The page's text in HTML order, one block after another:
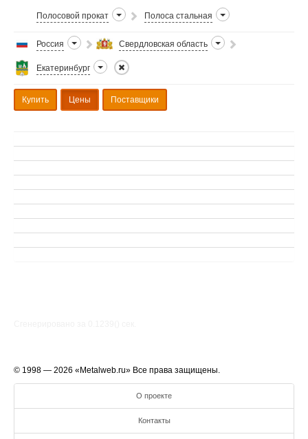
Полосовой прокат Полоса стальная
Россия Свердловская область
Екатеринбург
Купить Цены Поставщики
© 1998 — 2026 «Metalweb.ru» Все права защищены.
О проекте
Контакты